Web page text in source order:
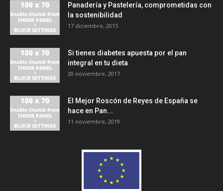
Panadería y Pastelería, comprometidas con
la sostenibilidad
17 diciembre, 2015
Si tienes diabetes apuesta por el pan
integral en tu dieta
20 noviembre, 2017
El Mejor Roscón de Reyes de España se
hace en Pan...
11 noviembre, 2019